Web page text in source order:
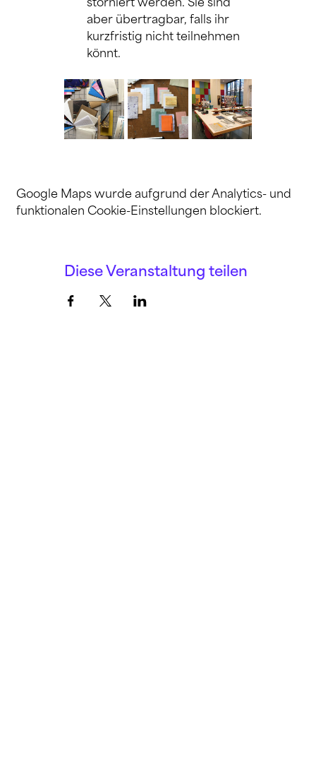
aber übertragbar, falls ihr
kurzfristig nicht teilnehmen
könnt.
Google Maps wurde aufgrund der Analytics- und
funktionalen Cookie-Einstellungen blockiert.
Diese Veranstaltung teilen